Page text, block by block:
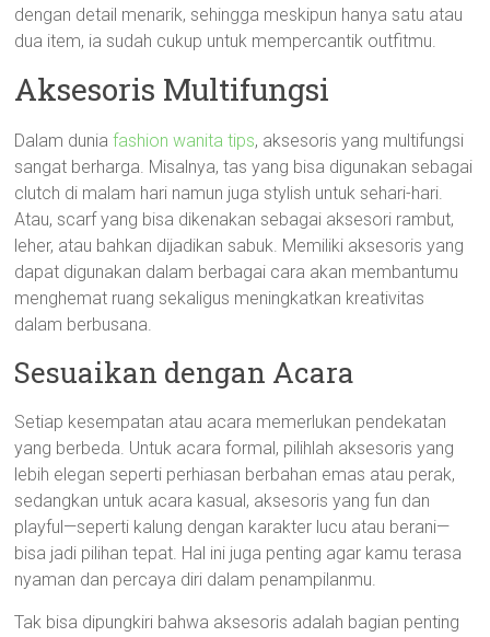
dengan detail menarik, sehingga meskipun hanya satu atau
dua item, ia sudah cukup untuk mempercantik outfitmu.
Aksesoris Multifungsi
Dalam duniafashion wanita tips, aksesoris yang multifungsi
sangat berharga. Misalnya, tas yang bisa digunakan sebagai
clutch di malam hari namun juga stylish untuk sehari-hari.
Atau, scarf yang bisa dikenakan sebagai aksesori rambut,
leher, atau bahkan dijadikan sabuk. Memiliki aksesoris yang
dapat digunakan dalam berbagai cara akan membantumu
menghemat ruang sekaligus meningkatkan kreativitas
dalam berbusana.
Sesuaikan dengan Acara
Setiap kesempatan atau acara memerlukan pendekatan
yang berbeda. Untuk acara formal, pilihlah aksesoris yang
lebih elegan seperti perhiasan berbahan emas atau perak,
sedangkan untuk acara kasual, aksesoris yang fun dan
playful—seperti kalung dengan karakter lucu atau berani—
bisa jadi pilihan tepat. Hal ini juga penting agar kamu terasa
nyaman dan percaya diri dalam penampilanmu.
Tak bisa dipungkiri bahwa aksesoris adalah bagian penting